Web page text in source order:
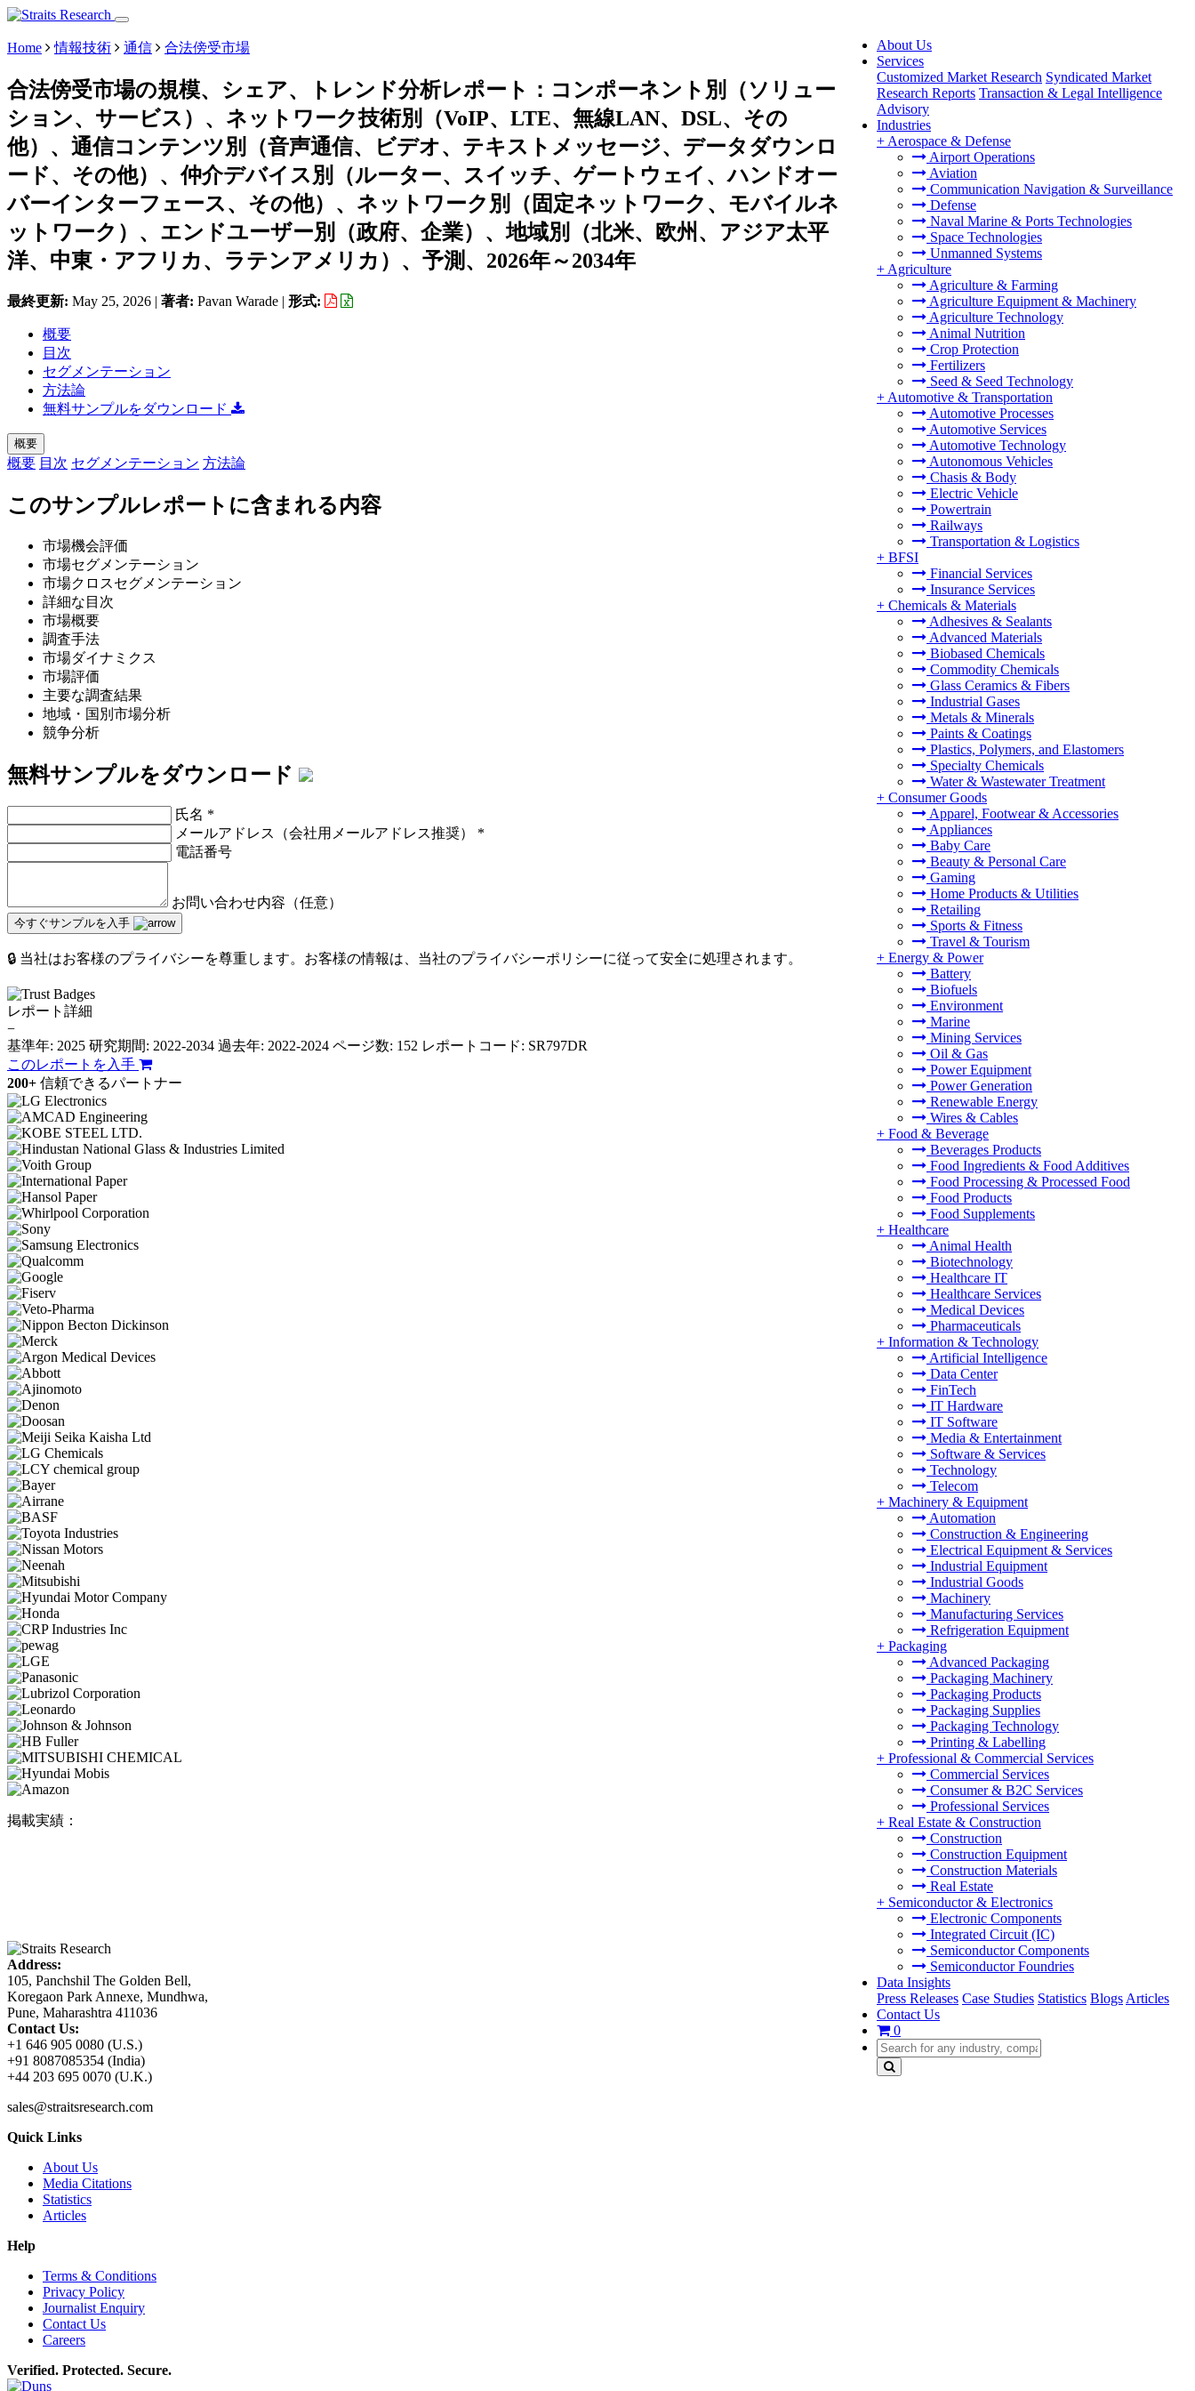
About Us
Services
Customized Market Research Syndicated Market
Research Reports Transaction & Legal Intelligence
Advisory
Industries
+ Aerospace & Defense
Airport Operations
Aviation
Communication Navigation & Surveillance
Defense
Naval Marine & Ports Technologies
Space Technologies
Unmanned Systems
+ Agriculture
Agriculture & Farming
Agriculture Equipment & Machinery
Agriculture Technology
Animal Nutrition
Crop Protection
Fertilizers
Seed & Seed Technology
+ Automotive & Transportation
Automotive Processes
Automotive Services
Automotive Technology
Autonomous Vehicles
Chasis & Body
Electric Vehicle
Powertrain
Railways
Transportation & Logistics
+ BFSI
Financial Services
Insurance Services
+ Chemicals & Materials
Adhesives & Sealants
Advanced Materials
Biobased Chemicals
Commodity Chemicals
Glass Ceramics & Fibers
Industrial Gases
Metals & Minerals
Paints & Coatings
Plastics, Polymers, and Elastomers
Specialty Chemicals
Water & Wastewater Treatment
+ Consumer Goods
Apparel, Footwear & Accessories
Appliances
Baby Care
Beauty & Personal Care
Gaming
Home Products & Utilities
Retailing
Sports & Fitness
Travel & Tourism
+ Energy & Power
Battery
Biofuels
Environment
Marine
Mining Services
Oil & Gas
Power Equipment
Power Generation
Renewable Energy
Wires & Cables
+ Food & Beverage
Beverages Products
Food Ingredients & Food Additives
Food Processing & Processed Food
Food Products
Food Supplements
+ Healthcare
Animal Health
Biotechnology
Healthcare IT
Healthcare Services
Medical Devices
Pharmaceuticals
+ Information & Technology
Artificial Intelligence
Data Center
FinTech
IT Hardware
IT Software
Media & Entertainment
Software & Services
Technology
Telecom
+ Machinery & Equipment
Automation
Construction & Engineering
Electrical Equipment & Services
Industrial Equipment
Industrial Goods
Machinery
Manufacturing Services
Refrigeration Equipment
+ Packaging
Advanced Packaging
Packaging Machinery
Packaging Products
Packaging Supplies
Packaging Technology
Printing & Labelling
+ Professional & Commercial Services
Commercial Services
Consumer & B2C Services
Professional Services
+ Real Estate & Construction
Construction
Construction Equipment
Construction Materials
Real Estate
+ Semiconductor & Electronics
Electronic Components
Integrated Circuit (IC)
Semiconductor Components
Semiconductor Foundries
Data Insights
Press Releases Case Studies Statistics Blogs Articles
Contact Us
0
Home 情報技術 通信 合法傍受市場
合法傍受市場の規模、シェア、トレンド分析レポート：コンポーネント別（ソリュー
ション、サービス）、ネットワーク技術別（VoIP、LTE、無線LAN、DSL、その
他）、通信コンテンツ別（音声通信、ビデオ、テキストメッセージ、データダウンロ
ード、その他）、仲介デバイス別（ルーター、スイッチ、ゲートウェイ、ハンドオー
バーインターフェース、その他）、ネットワーク別（固定ネットワーク、モバイルネ
ットワーク）、エンドユーザー別（政府、企業）、地域別（北米、欧州、アジア太平
洋、中東・アフリカ、ラテンアメリカ）、予測、2026年～2034年
最終更新: May 25, 2026 | 著者: Pavan Warade | 形式:
概要
目次
セグメンテーション
方法論
無料サンプルをダウンロード
概要
概要 目次 セグメンテーション 方法論
このサンプルレポートに含まれる内容
市場機会評価
市場セグメンテーション
市場クロスセグメンテーション
詳細な目次
市場概要
調査手法
市場ダイナミクス
市場評価
主要な調査結果
地域・国別市場分析
競争分析
無料サンプルをダウンロード
氏名 *
メールアドレス（会社用メールアドレス推奨） *
電話番号
お問い合わせ内容（任意）
今すぐサンプルを入手
🔒 当社はお客様のプライバシーを尊重します。お客様の情報は、当社のプライバシーポリシーに従って安全に処理されます。
レポート詳細
−
基準年: 2025 研究期間: 2022-2034 過去年: 2022-2024 ページ数: 152 レポートコード: SR797DR
このレポートを入手
200+ 信頼できるパートナー
掲載実績：
Address:
105, Panchshil The Golden Bell,
Koregaon Park Annexe, Mundhwa,
Pune, Maharashtra 411036
Contact Us:
+1 646 905 0080 (U.S.)
+91 8087085354 (India)
+44 203 695 0070 (U.K.)
sales@straitsresearch.com
Quick Links
About Us
Media Citations
Statistics
Articles
Help
Terms & Conditions
Privacy Policy
Journalist Enquiry
Contact Us
Careers
Verified. Protected. Secure.